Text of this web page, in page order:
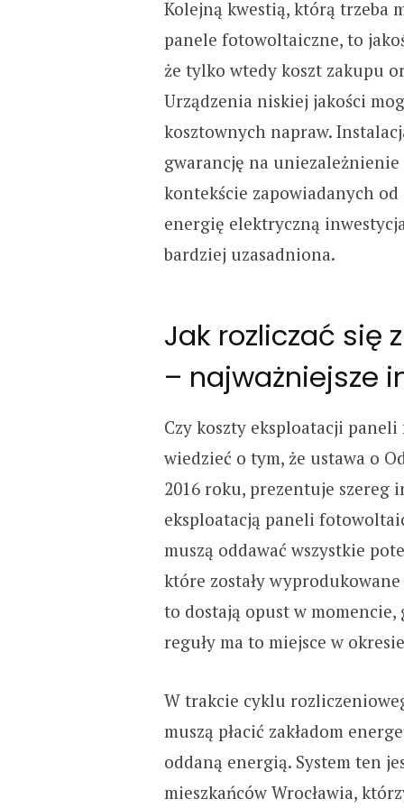
Kolejną kwestią, którą trzeba
panele fotowoltaiczne, to
że tylko wtedy koszt zakupu
Urządzenia niskiej jakości
kosztownych napraw.
gwarancję na uniezależnienie
kontekście zapowiadanych
energię elektryczną
bardziej uzasadniona.
Jak rozliczać się
– najważniejsze
Czy koszty eksploatacji
wiedzieć o tym, że ustawa o
2016 roku, prezentuje szereg
eksploatacją paneli
muszą oddawać wszystkie
które zostały
to dostają opust w
reguły ma to miejsce w
W trakcie cyklu
muszą płacić zakładom
oddaną energią. System ten
mieszkańców Wrocławia,